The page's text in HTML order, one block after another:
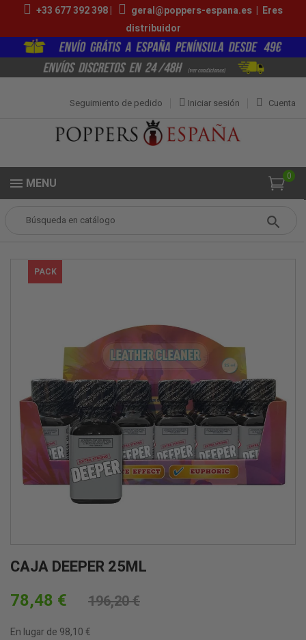
+33 677 392 398 | geral@poppers-espana.es | Eres
distribuidor
Cuenta
Iniciar sesión
Seguimiento de pedido
0
MENU
PACK
CAJA DEEPER 25ML
78,48 € 196,20 €
En lugar de 98,10 €